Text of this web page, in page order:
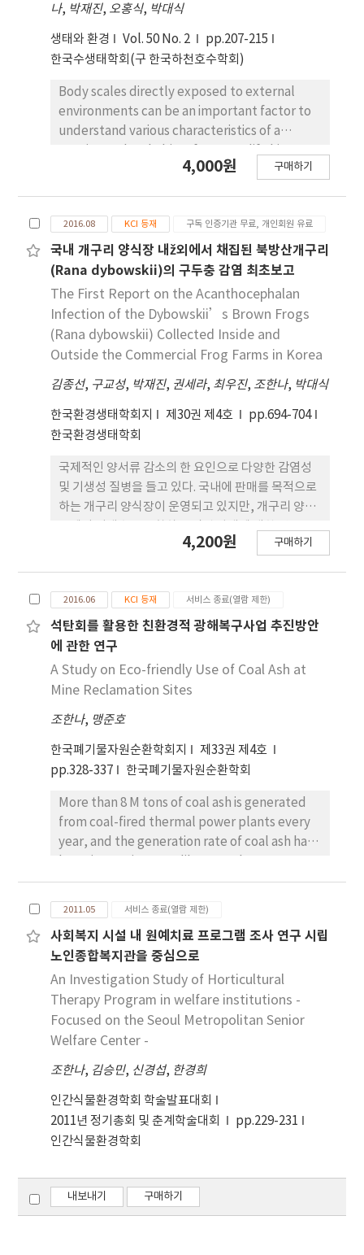
외 간에는 두 지역 모두에서 어느 부위에서도 차이가
없었다. 유생의 경우 공주에서 채집된 유생의 내부로
부터 표집된 곰팡이 콜로니 수가 인제에서 확인된 콜
로니수보다 많은 경향을 보였다. 증양식장 내·외부
의 비교 결과, 피부에서의 박테리아 수는 인제 증양식
장 내부, 개체 내부에서의 박테리아 수는 공주 증양식
장 외부에서 더 많은 콜로니 수가 확인되었다. 성체의
건강지수가 좋을수록 피부의 박테리아 콜로니 수와
피부와 심장의 곰팡이 콜로니 수가 적었으나, 유생에
출되었으나 증양식장 간 및 증양식장 내･외부 간 차이
는 분명하지 않았다. 우리의 결과는 증양식장의 지역
과 증양식장 내･외부 간의 서로 다른 조건들이 양서류
이것이 증양식 북방산개구리의 건강상태에 영향을 미
칠 가능성이 있음을 보여준다. 더불어, 우리의 결과는
성공적인 양서류 증식장 운영과 증식장으로부터 질병
의 가능한 야외전파를 막기 위하여, 증식장 내 효율적
인 질병관리의 필요성 이 높음을 시사한다.
나, 박재진, 오홍식, 박대식
생태와 환경 Vol. 50 No. 2
pp.207-215
한국수생태학회(구 한국하천호수학회)
Body scales directly exposed to external
environments can be an important factor to
understand various characteristics of a
and basic ecology. In this study, we
scales of total nine snake species in Korea;
Oocatochus rufodorsatus, Elaphe dione,
Rhabdophis tigrinus, Amphiesma vibakari,
Dinodon rufozonatum, Hierophis spinalis in
the Colubridae and Gloydius ussuriensis, G.
brevicaudus, G. saxatilis in the Viperidae. The
morphological characteristics of the scales
seem to well reflect foraging modes and
moving activity of both families. Uniquely D.
scale and had the greatest and smallest
value of the ratio of width/length of dorsal
and ventral scales, respectively. O.
rufodorsatus, D. rufozonatum and H. spinalis
did not have keeled dorsal scales and E.
dione had keel on the few of dorsal scales. In
addition, morphological characteristics of
phylogenetic relationships.
4,000원 구매하기
2016.08 KCI 등재 구독 인증기관 무료, 개인회원 유료
국내 개구리 양식장 내ž외에서 채집된 북방산개구리
(Rana dybowskii)의 구두충 감염 최초보고
The First Report on the Acanthocephalan
Infection of the Dybowskii’s Brown Frogs
(Rana dybowskii) Collected Inside and
Outside the Commercial Frog Farms in Korea
김종선, 구교성, 박재진, 권세라, 최우진, 조한나, 박대식
한국환경생태학회지 제30권 제4호
pp.694-704
한국환경생태학회
국제적인 양서류 감소의 한 요인으로 다양한 감염성
및 기생성 질병을 들고 있다. 국내에 판매를 목적으로
하는 개구리 양식장이 운영되고 있지만, 개구리 양식
최근까지 수행되지 않았다. 본 연구에서는 인제, 괴
수를 체강, 위, 소장과 대장의 신체부위별로 비교분석
하였다. 또한, 18S rRNA 핵 유전자를 분석하 여 발견
된 구두충을 속(genus)단위까지 동정하여 제시하였
다. 조사된 북방산개구리의 51.7%가 구두충에 감염
되었으며, 감염 구두충은 Centrorhynchus 속에 속
비하여 감염률이 유의미하 게 낮았으며, 괴산 역시
55%로 통계적으로 차이는 없었지만, 공주(80%)나
보령(90%) 보다는 다소 낮았다. 양식장 내‧외부 간,
암수 간 감염률과 감염정도는 차이가 없었다. 감염된
구두충 수는 북방산개구리의 건강지수와 음의 상관을
보였으며, 신체부위별로는 위에서 가장 많은 구두충
이 발견되었다. 우리의 결과는 국내 양서류에서
Centrorhynchus 구두충 감염의 최초보고로 개구리
제안한다.
4,200원 구매하기
2016.06 KCI 등재 서비스 종료(열람 제한)
석탄회를 활용한 친환경적 광해복구사업 추진방안
에 관한 연구
A Study on Eco-friendly Use of Coal Ash at
Mine Reclamation Sites
조한나, 맹준호
한국폐기물자원순환학회지
제33권 제4호
pp.328-337
한국폐기물자원순환학회
More than 8 M tons of coal ash is generated
from coal-fired thermal power plants every
year, and the generation rate of coal ash has
the recycling rate of coal ash is about 70%. It
is time to introduce the beneficial use of coal
ash. Much coal ash is used in mining
applications and reclamation sites in the EU
and the U.S. However, coal ash cannot be
used at mine reclamation sites in Korea
because of its legal limitations due to
environmental concerns. Therefore, in this
research, the eco-friendly use of coal ash at
To develop the eco-friendly use of coal ash
at mine reclamation sites in Korea, this study
examined the beneficial use of coal ash at
mines and the environmental issue of the
and management systems of coal ash in
overseas countries and investigation of the
2011.05 서비스 종료(열람 제한)
사회복지 시설 내 원예치료 프로그램 조사 연구 시립
노인종합복지관을 중심으로
An Investigation Study of Horticultural
Therapy Program in welfare institutions -
Focused on the Seoul Metropolitan Senior
Welfare Center -
조한나, 김승민, 신경섭, 한경희
인간식물환경학회 학술발표대회
2011년 정기총회 및 춘계학술대회
pp.229-231
인간식물환경학회
내보내기 구매하기